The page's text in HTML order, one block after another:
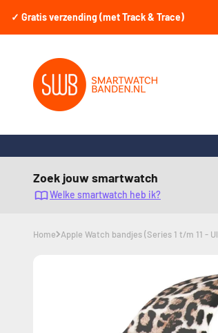
verzending (met Track & Trace)
smartwatchbanden.nl
Zoek jouw smartwatch
Welke smartwatch heb ik?
Home Apple Watch bandjes (Series 1 t/m 11 -